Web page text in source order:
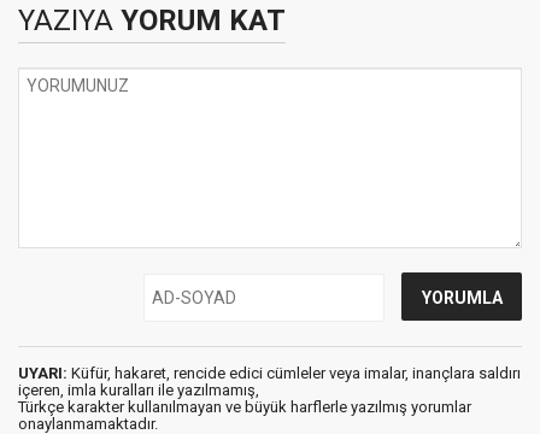
YAZIYA YORUM KAT
UYARI: Küfür, hakaret, rencide edici cümleler veya imalar, inançlara saldırı
içeren, imla kuralları ile yazılmamış,
Türkçe karakter kullanılmayan ve büyük harflerle yazılmış yorumlar
onaylanmamaktadır.